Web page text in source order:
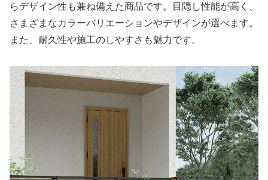
らデザイン性も兼ね備えた商品です。目隠し性能が高く、
さまざまなカラーバリエーションやデザインが選べます。
また、耐久性や施工のしやすさも魅力です。